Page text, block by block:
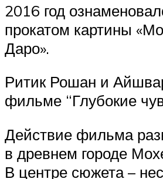
2016 год
прокатом картины
Даро».
Ритик Рошан и
фильме “Глубокие
Действие фильма
в древнем городе
В центре сюжета –